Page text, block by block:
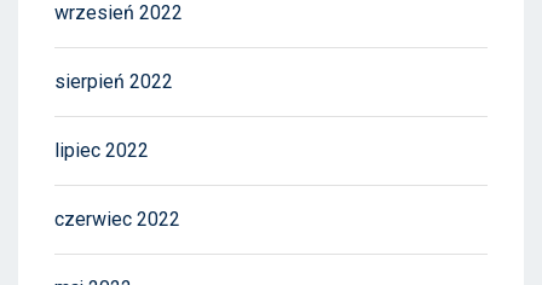
wrzesień 2022
sierpień 2022
lipiec 2022
czerwiec 2022